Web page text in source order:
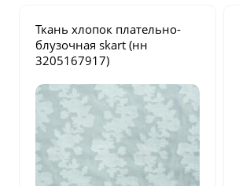
Ткань хлопок плательно-
блузочнаяskart (нн
3205167917)